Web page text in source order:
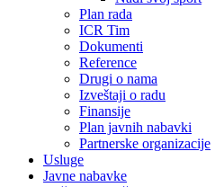
Plan rada
ICR Tim
Dokumenti
Reference
Drugi o nama
Izveštaji o radu
Finansije
Plan javnih nabavki
Partnerske organizacije
Usluge
Javne nabavke